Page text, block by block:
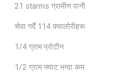
21 starms ग्रामीण पानी
सेवा गर्दै 114 क्यालोरीहरू
1/4 ग्राम प्रोटीन
1/2 ग्राम फ्याट भन्दा कम